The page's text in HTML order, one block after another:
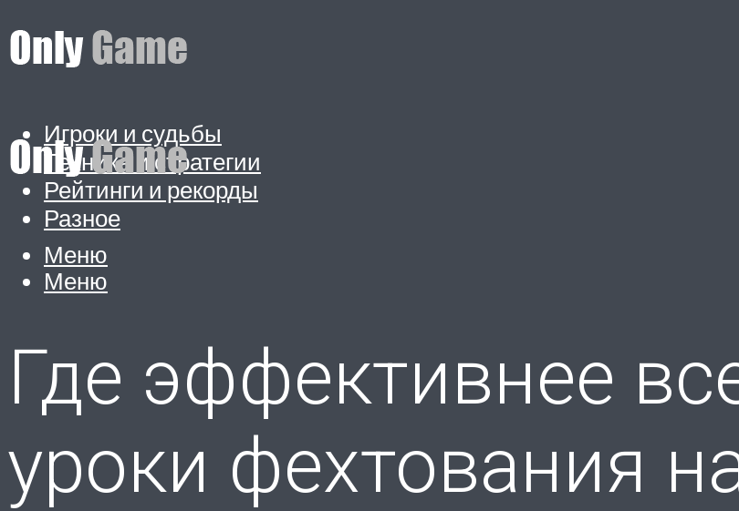
Игроки и судьбы
Техника и стратегии
Рейтинги и рекорды
Разное
Меню
Меню
Где эффективнее
уроки фехтования